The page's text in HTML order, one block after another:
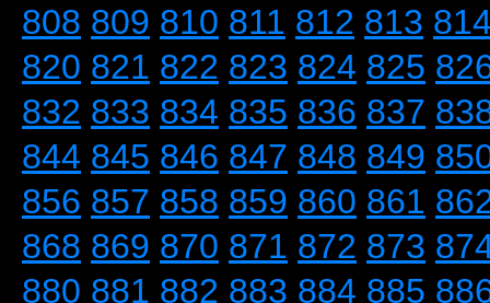
808 809 810 811 812 813
820 821 822 823 824 825
832 833 834 835 836 837
844 845 846 847 848 849
856 857 858 859 860 861
868 869 870 871 872 873
880 881 882 883 884 885